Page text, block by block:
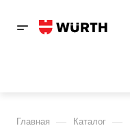
Главная — Каталог —